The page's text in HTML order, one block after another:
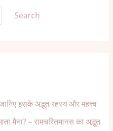
Search
जानिए इसके अद्भुत रहस्य और महत्त्व
मैना? – रामचरितमानस का अद्भुत